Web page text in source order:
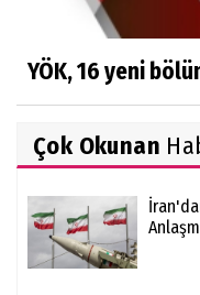
YÖK, 16 yeni
Çok Okunan